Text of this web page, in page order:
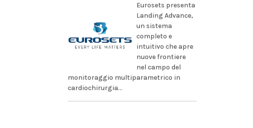
Eurosets presenta
Landing Advance,
un sistema
completo e
intuitivo che apre
nuove frontiere
nel campo del
monitoraggio multiparametrico in
cardiochirurgia...